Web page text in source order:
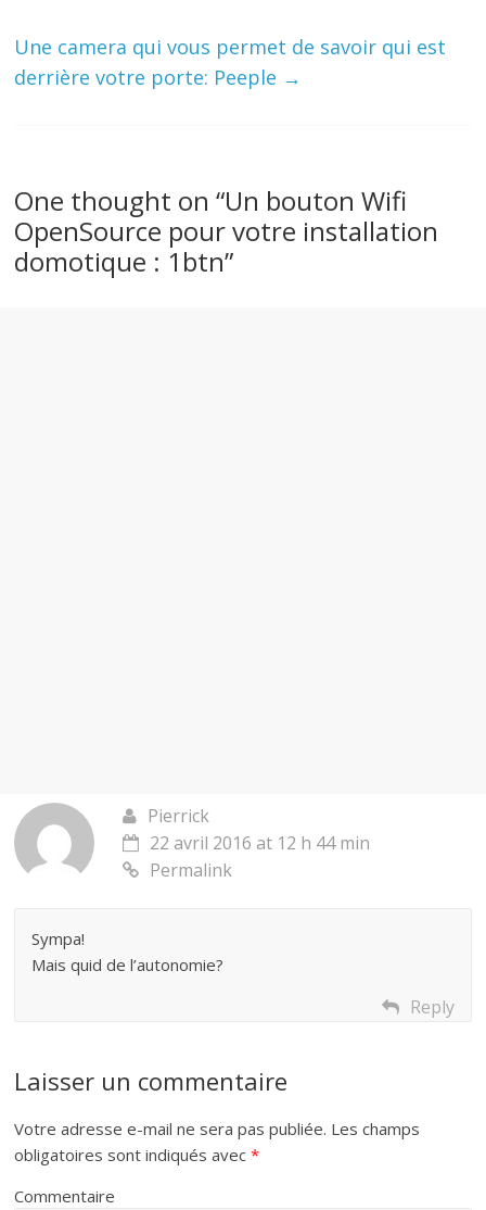
Une camera qui vous permet de savoir qui est
derrière votre porte: Peeple →
One thought on “Un bouton Wifi
OpenSource pour votre installation
domotique : 1btn”
Pierrick
22 avril 2016 at 12 h 44 min
Permalink
Sympa!
Mais quid de l’autonomie?
Reply
Laisser un commentaire
Votre adresse e-mail ne sera pas publiée. Les champs
obligatoires sont indiqués avec*
Commentaire